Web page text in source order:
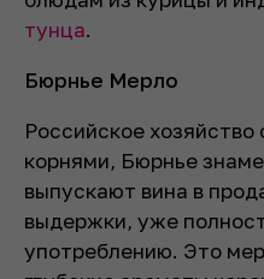
тунца.
Бюрнье Мерло
Российское
корнями, Бюрнье
выпускают вина в
выдержки, уже
употреблению. Это